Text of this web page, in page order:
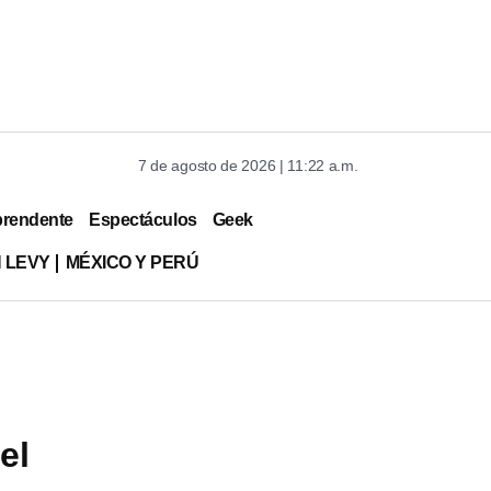
7 de agosto de 2026 | 11:22 a.m.
Espectáculos Geek
LEVY MÉXICO Y PERÚ